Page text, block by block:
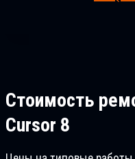
Стоимость
Cursor 8